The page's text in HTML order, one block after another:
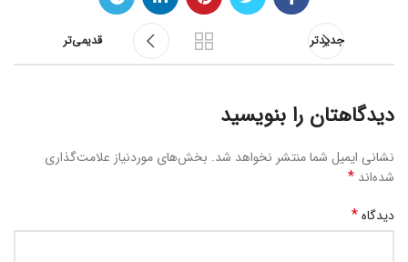
جدیدتر قدیمی‌تر
دیدگاهتان را بنویسید
نشانی ایمیل شما منتشر نخواهد شد. بخش‌های موردنیاز علامت‌گذاری
شده‌اند *
دیدگاه*